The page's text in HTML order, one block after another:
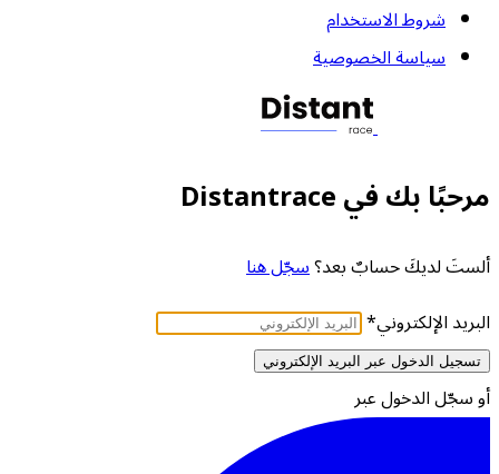
شروط الاستخدام
سياسة الخصوصية
مرحبًا بك في Distantrace
ألستَ لديكَ حسابٌ بعد؟سجّل هنا
البريد الإلكتروني*
تسجيل الدخول عبر البريد الإلكتروني
أو سجّل الدخول عبر